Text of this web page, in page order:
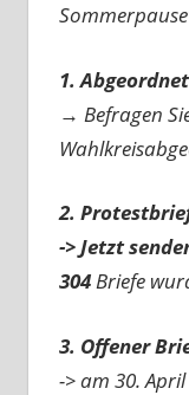
1.
→ Befragen
2.
-> Jetzt
304Briefe
3. Offener
-> am 30. April